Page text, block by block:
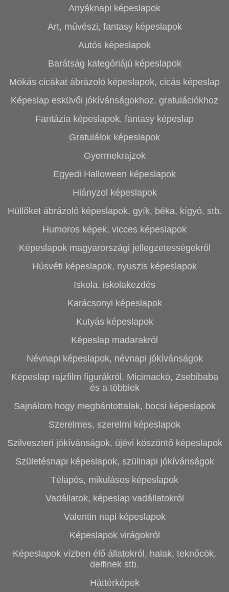
Anyáknapi képeslapok
Art, művészi, fantasy képeslapok
Autós képeslapok
Barátság kategóriájú képeslapok
Mókás cicákat ábrázoló képeslapok, cicás képeslap
Képeslap esküvői jókívánságokhoz, gratulációkhoz
Fantázia képeslapok, fantasy képeslap
Gratulálok képeslapok
Gyermekrajzok
Egyedi Halloween képeslapok
Hiányzol képeslapok
Hüllőket ábrázoló képeslapok, gyík, béka, kígyó, stb.
Humoros képek, vicces képeslapok
Képeslapok magyarországi jellegzetességekről
Húsvéti képeslapok, nyuszis képeslapok
Iskola, iskolakezdés
Karácsonyi képeslapok
Kutyás képeslapok
Képeslap madarakról
Névnapi képeslapok, névnapi jókívánságok
Képeslap rajzfilm figurákról, Micimackó, Zsebibaba
és a többiek
Sajnálom hogy megbántottalak, bocsi képeslapok
Szerelmes, szerelmi képeslapok
Szilveszteri jókívánságok, újévi köszöntő képeslapok
Születésnapi képeslapok, szülinapi jókívánságok
Télapós, mikulásos képeslapok
Vadállatok, képeslap vadállatokról
Valentin napi képeslapok
Képeslapok virágokról
Képeslapok vízben élő állatokról, halak, teknőcök,
delfinek stb.
Háttérképek